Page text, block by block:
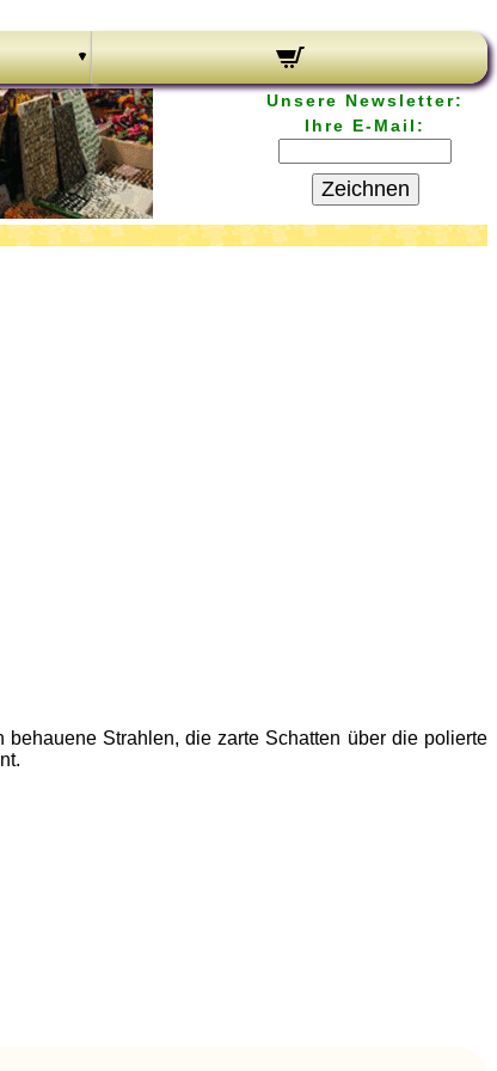
Unsere Newsletter:
Ihre E-Mail:
Zeichnen
Strahlen, die zarte Schatten über die polierte